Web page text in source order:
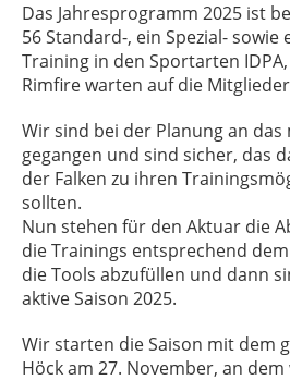
Das Jahresprogramm 2025 ist
56 Standard-, ein Spezial- sowie
Training in den Sportarten IDPA,
Rimfire warten auf die
Wir sind bei der Planung an
gegangen und sind sicher, das
der Falken zu ihren
sollten.
Nun stehen für den Aktuar die
die Trainings entsprechend
die Tools abzufüllen und dann
aktive Saison 2025.
Wir starten die Saison mit dem
Höck am 27. November, an